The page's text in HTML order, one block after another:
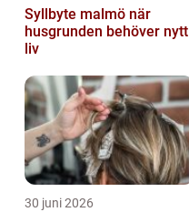
Syllbyte malmö när
husgrunden behöver nytt
liv
30 juni 2026